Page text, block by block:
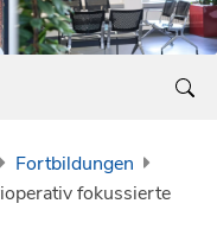
Fortbildungen
fokussierte